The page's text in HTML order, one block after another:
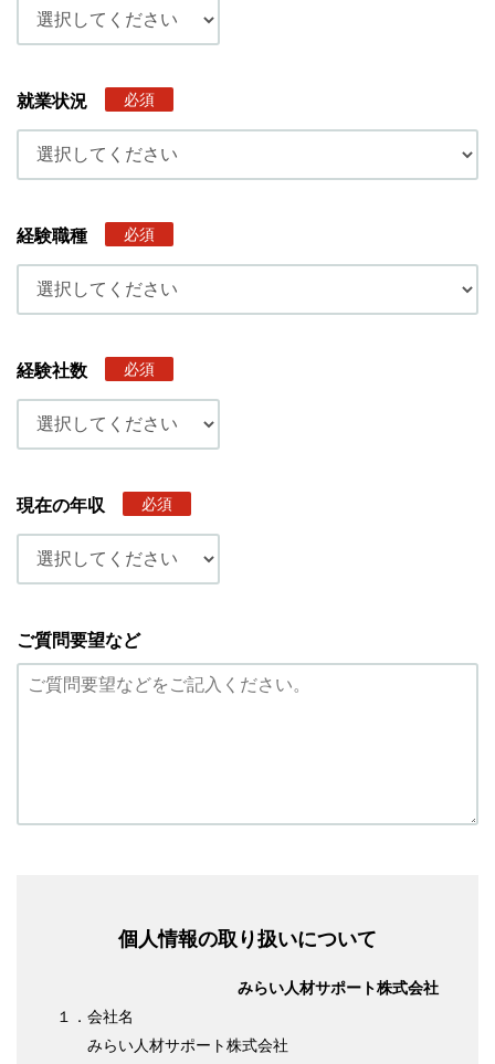
就業状況 必須
経験職種 必須
経験社数 必須
現在の年収 必須
ご質問要望など
個人情報の取り扱いについて
みらい人材サポート株式会社
１．会社名
みらい人材サポート株式会社